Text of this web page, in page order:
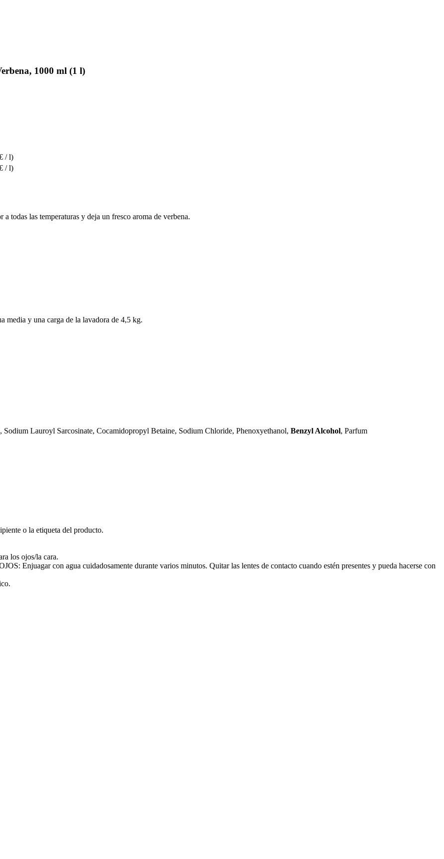
1000 ml (1 l)
/ l)
/ l)
todas las temperaturas y deja un fresco aroma de verbena.
media y una carga de la lavadora de 4,5 kg.
Lauroyl Sarcosinate, Cocamidopropyl Betaine, Sodium Chloride, Phenoxyethanol, Benzyl Alcohol, Parfum
o la etiqueta del producto.
los ojos/la cara.
Enjuagar con agua cuidadosamente durante varios minutos. Quitar las lentes de contacto cuando estén presentes y pueda hacerse con